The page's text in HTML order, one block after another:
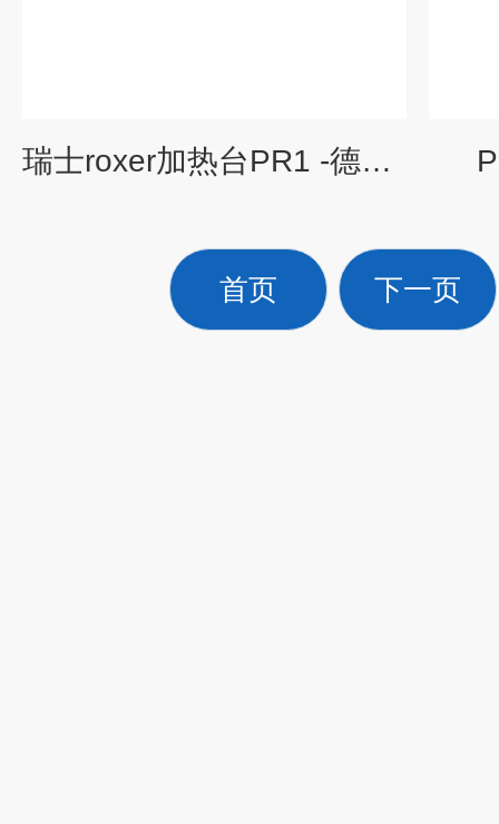
瑞士roxer加热台PR1 -德国赫尔纳
首页 下一页